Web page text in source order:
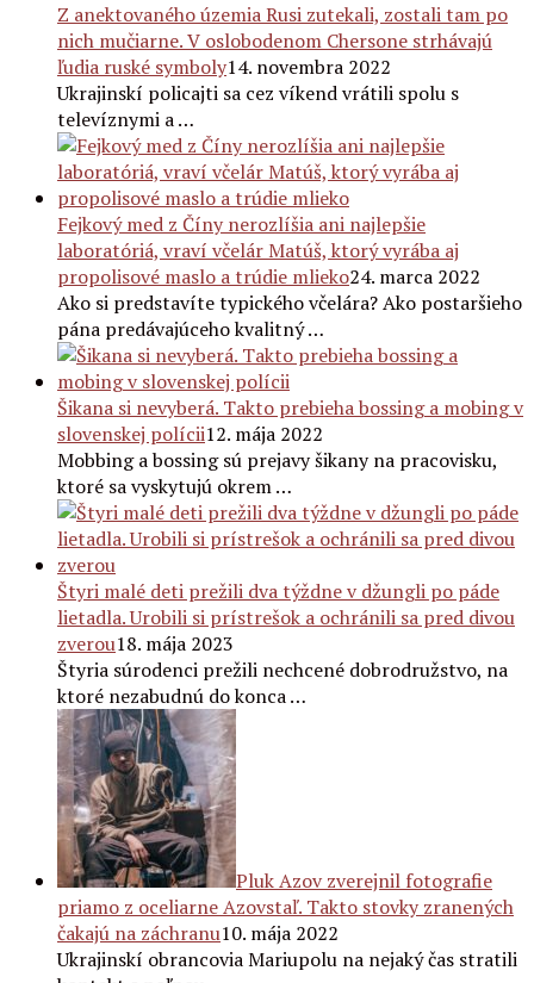
Z anektovaného územia Rusi zutekali, zostali tam po
nich mučiarne. V oslobodenom Chersone strhávajú
ľudia ruské symboly14. novembra 2022
Ukrajinskí policajti sa cez víkend vrátili spolu s
televíznymi a …
Fejkový med z Číny nerozlíšia ani najlepšie
laboratóriá, vraví včelár Matúš, ktorý vyrába aj
propolisové maslo a trúdie mlieko24. marca 2022
Ako si predstavíte typického včelára? Ako postaršieho
pána predávajúceho kvalitný …
Šikana si nevyberá. Takto prebieha bossing a mobing v
slovenskej polícii12. mája 2022
Mobbing a bossing sú prejavy šikany na pracovisku,
ktoré sa vyskytujú okrem …
Štyri malé deti prežili dva týždne v džungli po páde
lietadla. Urobili si prístrešok a ochránili sa pred divou
zverou18. mája 2023
Štyria súrodenci prežili nechcené dobrodružstvo, na
ktoré nezabudnú do konca …
Pluk Azov zverejnil fotografie
priamo z oceliarne Azovstaľ. Takto stovky zranených
čakajú na záchranu10. mája 2022
Ukrajinskí obrancovia Mariupolu na nejaký čas stratili